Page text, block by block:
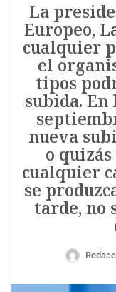
La
Europeo,
cualquier
el
tipos
subida.
nueva
o
cualquier
se
tarde, no